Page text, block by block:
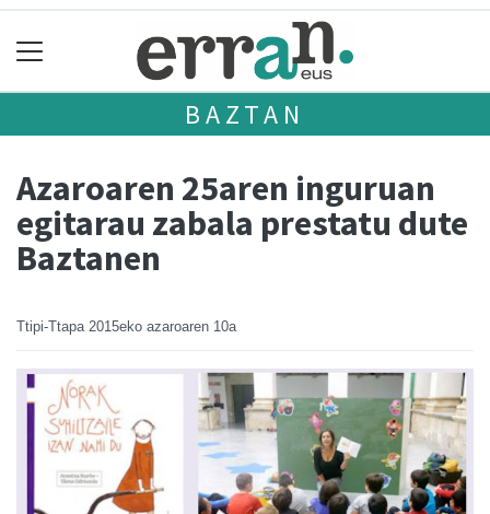
BAZTAN
Azaroaren 25aren inguruan
egitarau zabala prestatu dute
Baztanen
Ttipi-Ttapa 2015eko azaroaren 10a